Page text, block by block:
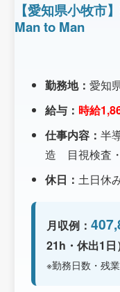
【愛知県小牧市
Man to Man
勤務地： 愛知
給与： 時給
仕事内容： 半
造 目視検査
休日： 土日休
月収例：
21h・休出1日
※勤務日数・残